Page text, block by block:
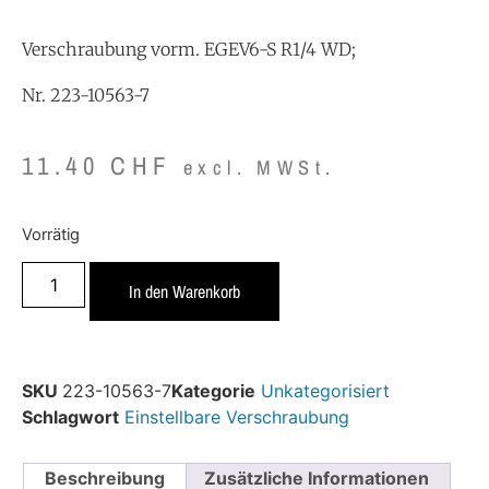
Verschraubung vorm. EGEV6-S R1/4 WD;
Nr. 223-10563-7
11.40 CHF excl. MWSt.
Vorrätig
In den Warenkorb
SKU 223-10563-7Kategorie Unkategorisiert
Schlagwort Einstellbare Verschraubung
Beschreibung Zusätzliche Informationen